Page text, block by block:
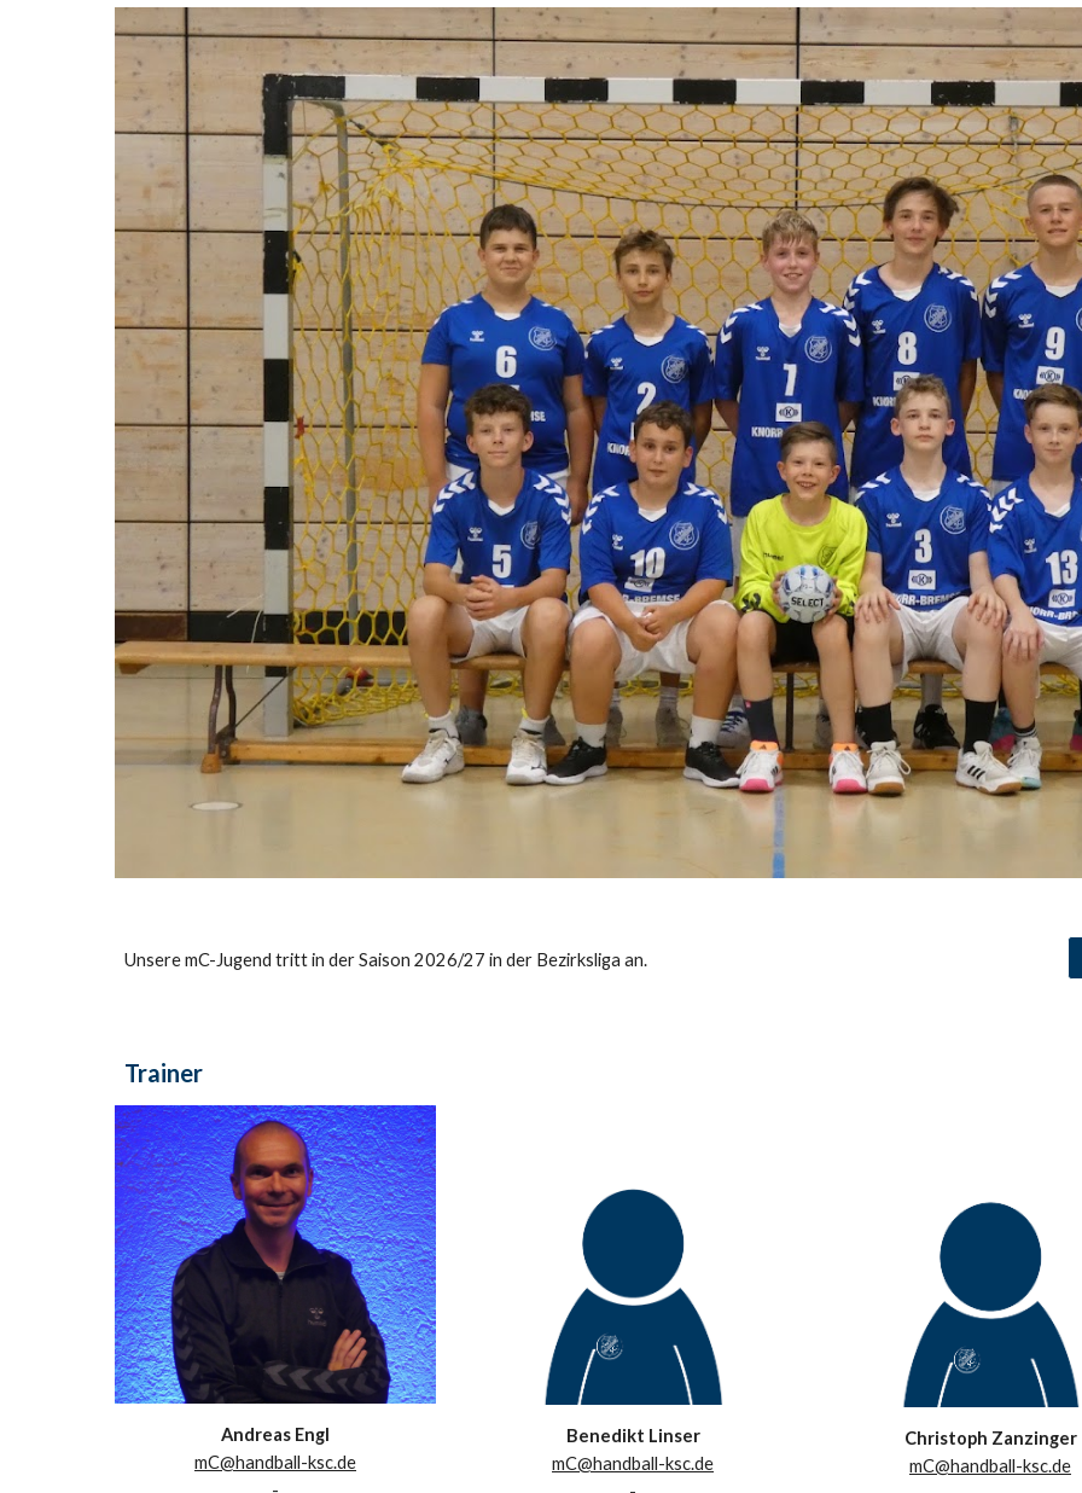
Unsere mC-Jugend tritt in der Saison 2026/27 in der Bezirksliga an.
Trainer
Andreas Engl
mC@handball-ksc.de
Benedikt Linser
mC@handball-ksc.de
Christoph Zanzinger
mC@handball-ksc.de